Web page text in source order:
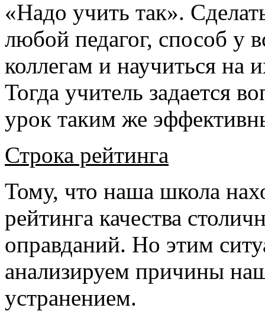
«Надо учить так».
любой педагог, способ у
коллегам и научиться на
Тогда учитель задается
урок таким же
Строка рейтинга
Тому, что наша школа
рейтинга качества
оправданий. Но этим
анализируем причины
устранением.